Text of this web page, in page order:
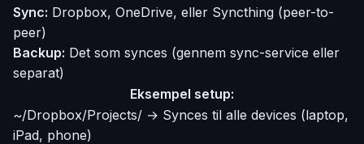
Sync: Dropbox, OneDrive, eller Syncthing (peer-to-
peer)
Backup: Det som synces (gennem sync-service eller
separat)
Eksempel setup:
~/Dropbox/Projects/ → Synces til alle devices (laptop,
iPad, phone)